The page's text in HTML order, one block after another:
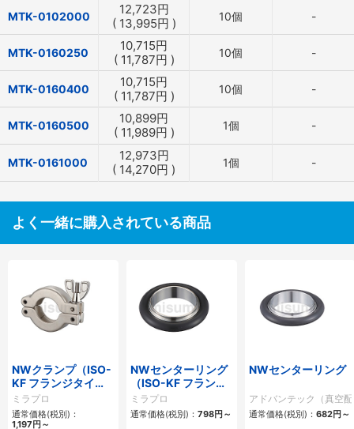
MTK-0102000 12,723円
( 13,995円 ) 10個 -
MTK-0160250 10,715円
( 11,787円 ) 10個 -
MTK-0160400 10,715円
( 11,787円 ) 10個 -
MTK-0160500 10,899円
( 11,989円 ) 1個 -
MTK-0161000 12,973円
( 14,270円 ) 1個 -
よく一緒に購入されている商品
NWクランプ（ISO-
KF フランジタイ
プ）
ミラプロ
通常価格(税別)：
1,197円～
NWセンターリング
（ISO-KF フランジ
タイプ）
ミラプロ
通常価格(税別)： 798円～
NWセンターリング
アドバンテック（真空
通常価格(税別)： 682円～